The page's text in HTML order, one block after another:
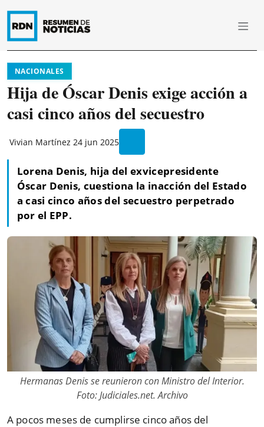
NACIONALES
Hija de Óscar Denis exige acción a
casi cinco años del secuestro
Vivian Martínez 24 jun 2025
Lorena Denis, hija del exvicepresidente
Óscar Denis, cuestiona la inacción del Estado
a casi cinco años del secuestro perpetrado
por el EPP.
Hermanas Denis se reunieron con Ministro del Interior.
Foto: Judiciales.net. Archivo
A pocos meses de cumplirse cinco años del